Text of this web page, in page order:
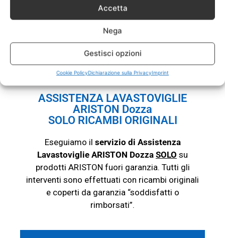
Accetta
Nega
Gestisci opzioni
Cookie PolicyDichiarazione sulla PrivacyImprint
garanzia non funziona più o ha dei problemi,
chiamaci con fiducia. Il nostro servizio
Assistenza Lavastoviglie ARISTON Dozza
esegue riparazioni e assistenza su tutte
lelavastoviglie di questa marca.
ASSISTENZA LAVASTOVIGLIE
ARISTON Dozza
SOLO RICAMBI ORIGINALI
Eseguiamo il servizio di Assistenza
Lavastoviglie ARISTON Dozza SOLO su
prodotti ARISTON fuori garanzia. Tutti gli
interventi sono effettuati con ricambi originali
e coperti da garanzia “soddisfatti o
rimborsati”.